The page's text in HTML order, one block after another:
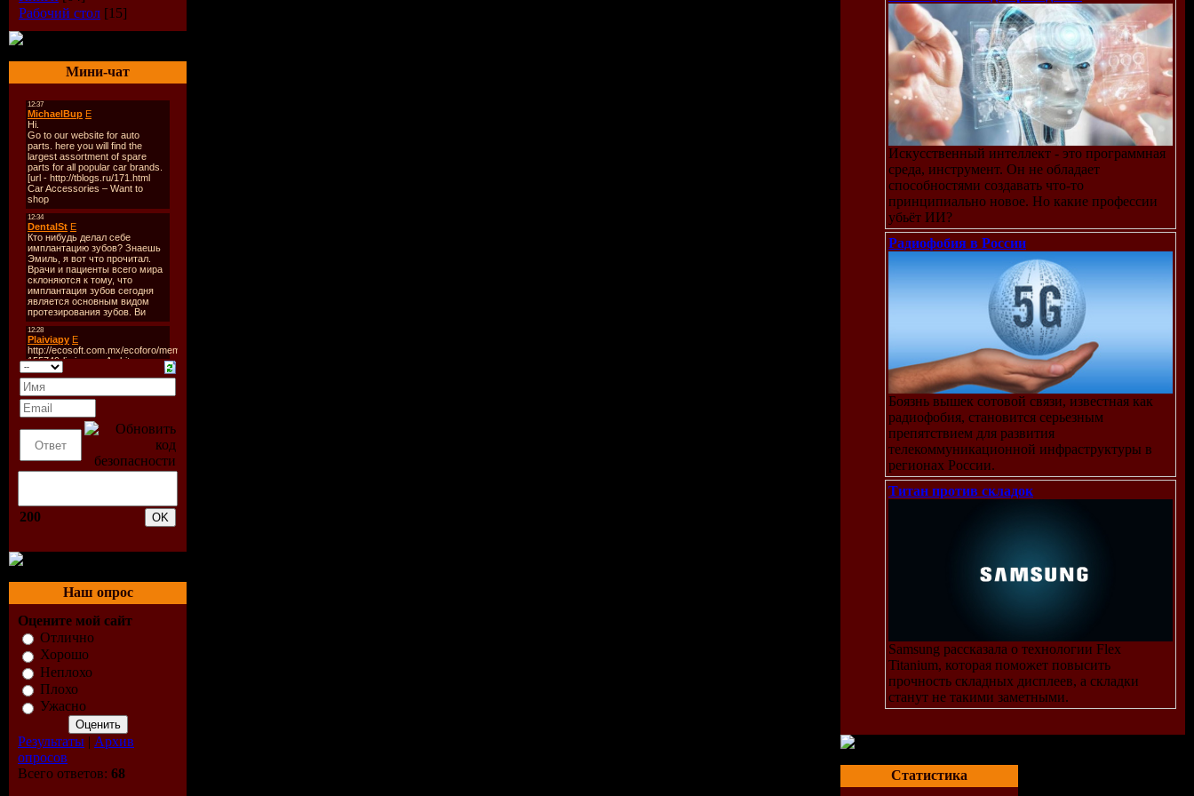
Рабочий стол [15]
Мини-чат
200
Наш опрос
Оцените мой сайт
Отлично
Хорошо
Неплохо
Плохо
Ужасно
Результаты | Архив
опросов
Всего ответов: 68
Искусственный интеллект - это программная
среда, инструмент. Он не обладает
способностями создавать что-то
принципиально новое. Но какие профессии
убьёт ИИ?
Радиофобия в России
Боязнь вышек сотовой связи, известная как
радиофобия, становится серьезным
препятствием для развития
телекоммуникационной инфраструктуры в
регионах России.
Титан против складок
Samsung рассказала о технологии Flex
Titanium, которая поможет повысить
прочность складных дисплеев, а складки
станут не такими заметными.
Статистика